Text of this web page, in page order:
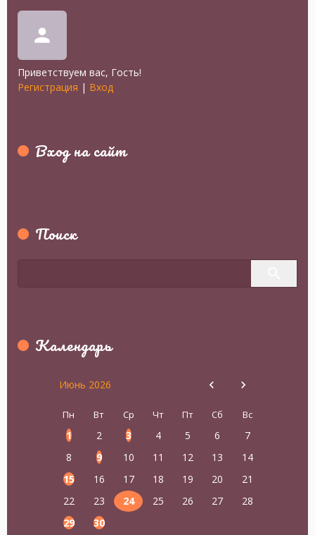
person
Приветствуем вас, Гость!
Регистрация | Вход
Вход на сайт
Поиск
Календарь
Июнь 2026
Пн Вт Ср Чт Пт Сб Вс
1 2 3 4 5 6
7
8
9 10 11 12 13
14
15
16 17 18 19 20
21
22
23 24 25 26 27
28
29
30